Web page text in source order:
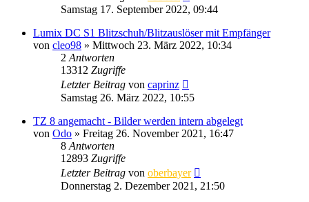
Samstag 17. September 2022, 09:44
Lumix DC S1 Blitzschuh/Blitzauslöser mit Empfänger
von cleo98 » Mittwoch 23. März 2022, 10:34
2 Antworten
13312 Zugriffe
Letzter Beitrag von caprinz
Samstag 26. März 2022, 10:55
TZ 8 angemacht - Bilder werden intern abgelegt
von Odo » Freitag 26. November 2021, 16:47
8 Antworten
12893 Zugriffe
Letzter Beitrag von oberbayer
Donnerstag 2. Dezember 2021, 21:50